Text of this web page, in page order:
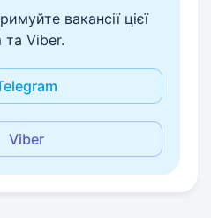
вакансії цієї
та Viber.
Viber